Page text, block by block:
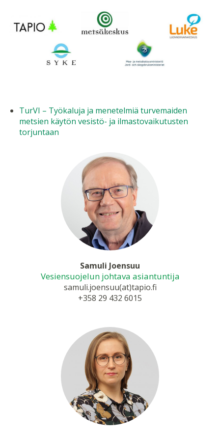
TurVI – Työkaluja ja menetelmiä turvemaiden
metsien käytön vesistö- ja ilmastovaikutusten
torjuntaan
Samuli Joensuu
Vesiensuojelun johtava asiantuntija
samuli.joensuu(at)tapio.fi
+358 29 432 6015